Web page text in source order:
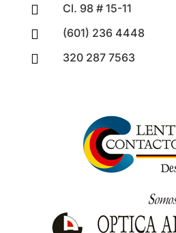
 Cl. 98 # 15-11
 (601) 236 4448
 320 287 7563